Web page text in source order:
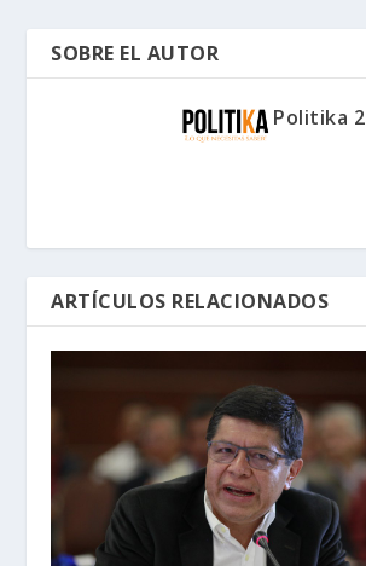
SOBRE EL AUTOR
Politika 2
ARTÍCULOS RELACIONADOS